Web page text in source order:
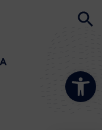
Ouvrir la